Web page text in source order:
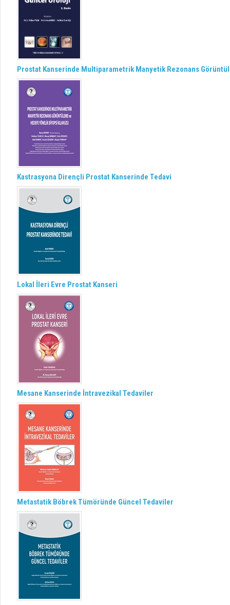
Prostat Kanserinde Multiparametrik Manyetik Rezonans
Kastrasyona Dirençli Prostat Kanserinde Tedavi
Lokal İleri Evre Prostat Kanseri
Mesane Kanserinde İntravezikal Tedaviler
Metastatik Böbrek Tümöründe Güncel Tedaviler